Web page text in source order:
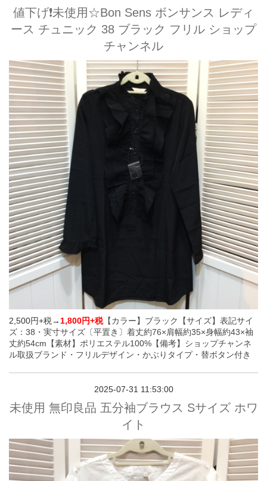
値下げ❗️未使用☆Bon Sens ボンサンス レディ
ース チュニック 38 ブラック フリル ショップ
チャンネル
2,500円+税→ 1,800円+税【カラー】ブラック
【サイズ】表記サイ
ズ：38・実寸サイズ〔平置き〕着丈約76×肩幅約35×身幅約43×袖
丈約54cm 【素材】ポリエステル100% 【備考】ショップチャンネ
ル取扱ブランド・フリルデザイン・かぶりタイプ・替ボタン付き
2025-07-31 11:53:00
未使用 無印良品 五分袖ブラウス Sサイズ ホワ
イト